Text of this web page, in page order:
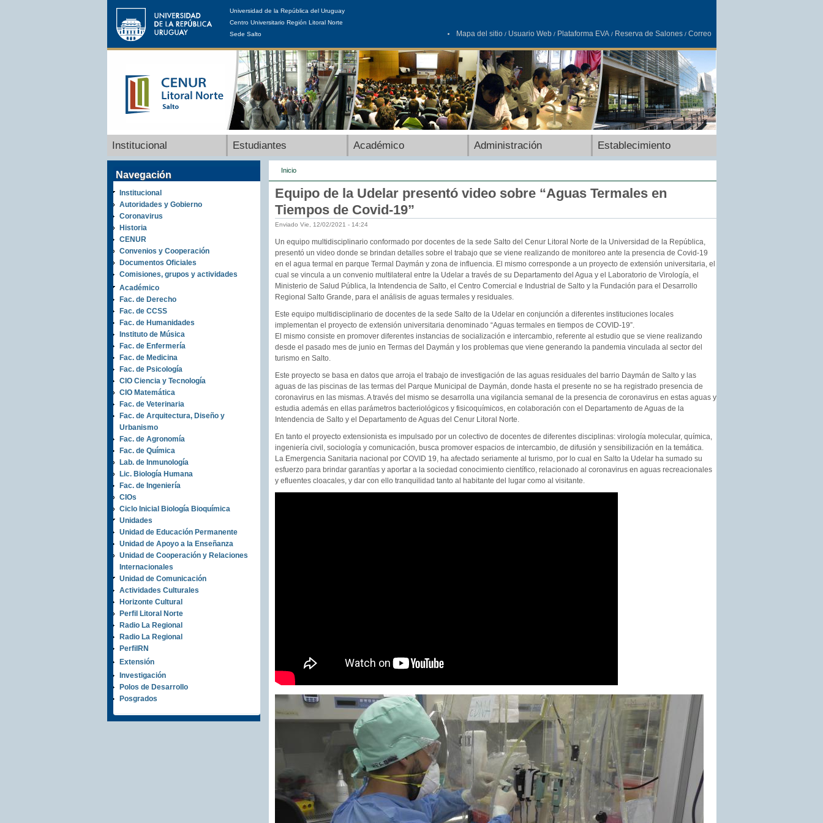
Universidad de la República del Uruguay
Centro Universitario Región Litoral Norte
Sede Salto
Mapa del sitio/ Usuario Web/ Plataforma EVA/ Reserva de Salones/ Correo
Institucional Estudiantes Académico Administración Establecimiento
Navegación
Institucional
Autoridades y Gobierno
Coronavirus
Historia
CENUR
Convenios y Cooperación
Documentos Oficiales
Comisiones, grupos y actividades
Académico
Fac. de Derecho
Fac. de CCSS
Fac. de Humanidades
Instituto de Música
Fac. de Enfermería
Fac. de Medicina
Fac. de Psicología
CIO Ciencia y Tecnología
CIO Matemática
Fac. de Veterinaria
Fac. de Arquitectura, Diseño y
Urbanismo
Fac. de Agronomía
Fac. de Química
Lab. de Inmunología
Lic. Biología Humana
Fac. de Ingeniería
CIOs
Ciclo Inicial Biología Bioquímica
Unidades
Unidad de Educación Permanente
Unidad de Apoyo a la Enseñanza
Unidad de Cooperación y Relaciones
Internacionales
Unidad de Comunicación
Actividades Culturales
Horizonte Cultural
Perfil Litoral Norte
Radio La Regional
Radio La Regional
PerfilRN
Extensión
Investigación
Polos de Desarrollo
Posgrados
Inicio
Equipo de la Udelar presentó video sobre “Aguas Termales en
Tiempos de Covid-19”
Enviado Vie, 12/02/2021 - 14:24
Un equipo multidisciplinario conformado por docentes de la sede Salto del Cenur Litoral Norte de la Universidad de la República,
presentó un video donde se brindan detalles sobre el trabajo que se viene realizando de monitoreo ante la presencia de Covid-19
en el agua termal en parque Termal Daymán y zona de influencia. El mismo corresponde a un proyecto de extensión universitaria, el
cual se vincula a un convenio multilateral entre la Udelar a través de su Departamento del Agua y el Laboratorio de Virología, el
Ministerio de Salud Pública, la Intendencia de Salto, el Centro Comercial e Industrial de Salto y la Fundación para el Desarrollo
Regional Salto Grande, para el análisis de aguas termales y residuales.
Este equipo multidisciplinario de docentes de la sede Salto de la Udelar en conjunción a diferentes instituciones locales
implementan el proyecto de extensión universitaria denominado “Aguas termales en tiempos de COVID-19”.
El mismo consiste en promover diferentes instancias de socialización e intercambio, referente al estudio que se viene realizando
desde el pasado mes de junio en Termas del Daymán y los problemas que viene generando la pandemia vinculada al sector del
turismo en Salto.
Este proyecto se basa en datos que arroja el trabajo de investigación de las aguas residuales del barrio Daymán de Salto y las
aguas de las piscinas de las termas del Parque Municipal de Daymán, donde hasta el presente no se ha registrado presencia de
coronavirus en las mismas. A través del mismo se desarrolla una vigilancia semanal de la presencia de coronavirus en estas aguas y
estudia además en ellas parámetros bacteriológicos y fisicoquímicos, en colaboración con el Departamento de Aguas de la
Intendencia de Salto y el Departamento de Aguas del Cenur Litoral Norte.
En tanto el proyecto extensionista es impulsado por un colectivo de docentes de diferentes disciplinas: virología molecular, química,
ingeniería civil, sociología y comunicación, busca promover espacios de intercambio, de difusión y sensibilización en la temática.
La Emergencia Sanitaria nacional por COVID 19, ha afectado seriamente al turismo, por lo cual en Salto la Udelar ha sumado su
esfuerzo para brindar garantías y aportar a la sociedad conocimiento científico, relacionado al coronavirus en aguas recreacionales
y efluentes cloacales, y dar con ello tranquilidad tanto al habitante del lugar como al visitante.